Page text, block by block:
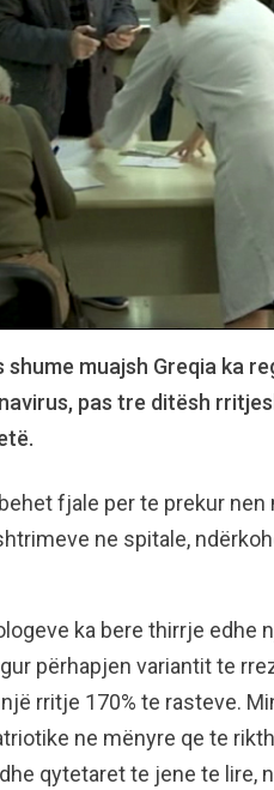
shume muajsh Greqia ka
pas tre ditësh
fjale per te prekur
ne spitale,
ka bere thirrje edhe
përhapjen variantit te
rritje 170% te rasteve.
ne mënyre qe te
qytetaret te jene te lire,